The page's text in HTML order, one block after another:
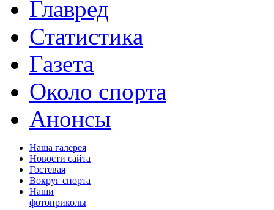
Главред
Статистика
Газета
Около спорта
Анонсы
Наша галерея
Новости сайта
Гостевая
Вокруг спорта
Наши
фотоприколы